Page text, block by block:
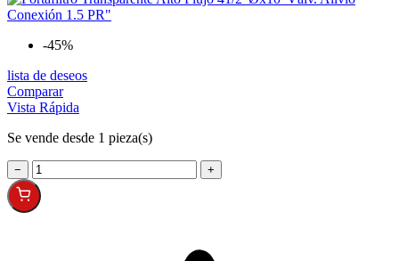
-45%
lista de deseos
Comparar
Vista Rápida
Se vende desde 1 pieza(s)
− +